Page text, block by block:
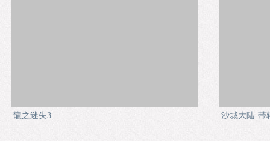
龍之迷失3 沙城大陆-带